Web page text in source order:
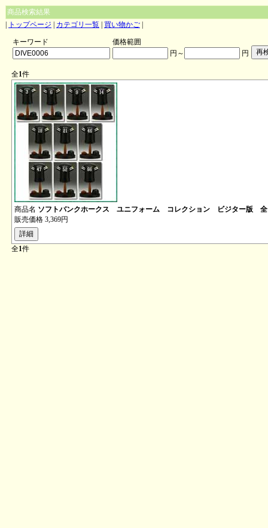
商品検索結果
トップページ カテゴリ一覧 買い物かご
キーワード
価格範囲
円～
円
全1件
商品名 ソフトバンクホークス ユニフォーム コレクション ビジター版 全
販売価格 3,369円
全1件